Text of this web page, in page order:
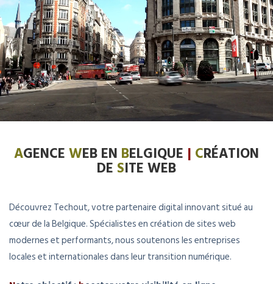
AGENCE WEB EN BELGIQUE | CRÉATION
DE SITE WEB
Découvrez Techout, votre partenaire digital innovant situé au
cœur de la Belgique. Spécialistes en création de sites web
modernes et performants, nous soutenons les entreprises
locales et internationales dans leur transition numérique.